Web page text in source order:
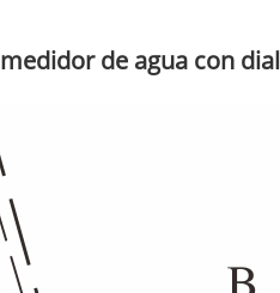
de agua con